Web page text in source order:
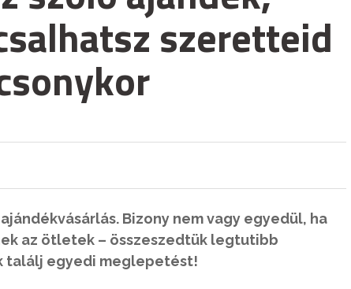
szeretteid
Bizony nem vagy egyedül, ha
az ötletek – összeszedtük legtutibb
találj egyedi meglepetést!